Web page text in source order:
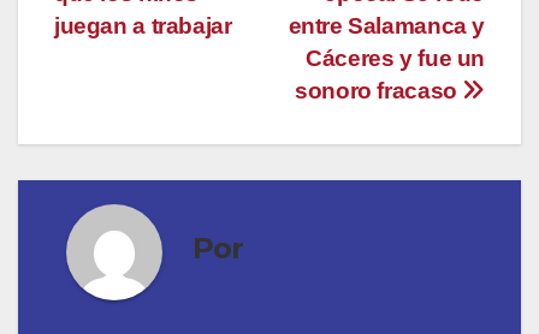
entre Salamanca y
Cáceres y fue un
sonoro fracaso
juegan a trabajar
Por